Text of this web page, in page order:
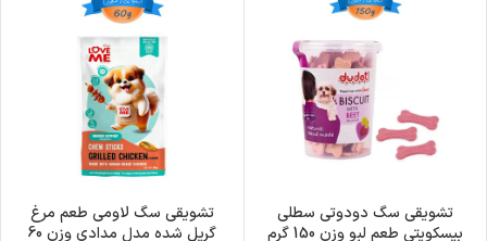
تشویقی سگ دودوتی سطلی
بیسکویتی طعم لبو وزن 150 گرم
تشویقی سگ لاومی طعم مرغ
گریل شده مدل مدادی وزن 60